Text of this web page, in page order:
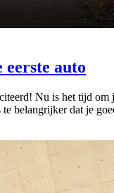
eerste auto
Nu is het tijd
te belangrijker dat je